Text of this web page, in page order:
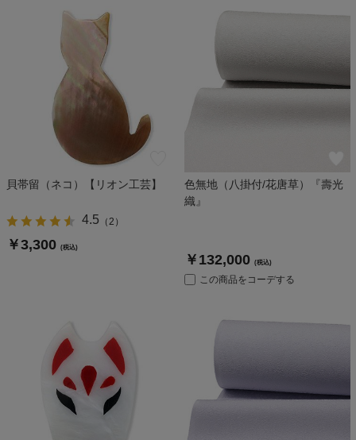
貝帯留（ネコ）【リオン工芸】
4.5 （2 ）
￥3,300 (税込)
色無地（八掛付/花唐草）『壽光
織』
￥132,000 (税込)
この商品をコーデする